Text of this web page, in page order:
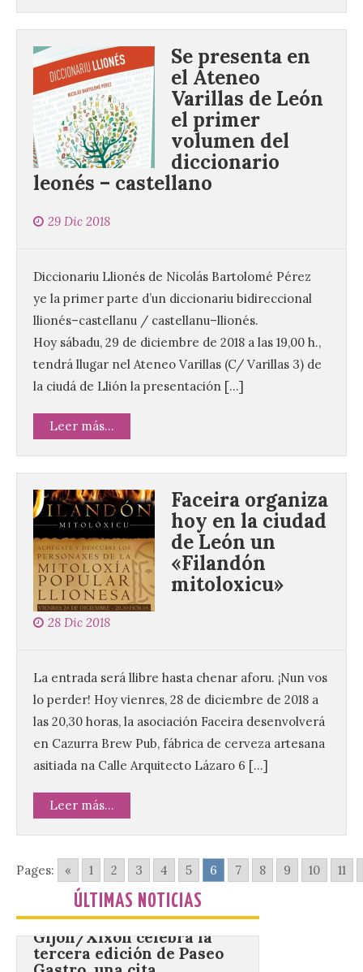
Se presenta en
el Ateneo
Varillas de León
el primer
volumen del
diccionario
leonés – castellano
29 Dic 2018
Diccionariu Llionés de Nicolás Bartolomé Pérez
ye la primer parte d’un diccionariu bidireccional
llionés–castellanu / castellanu–llionés.
Hoy sábadu, 29 de diciembre de 2018 a las 19,00 h.,
tendrá llugar nel Ateneo Varillas (C/ Varillas 3) de
la ciudá de Llión la presentación […]
Leer más...
Faceira organiza
hoy en la ciudad
de León un
«Filandón
mitoloxicu»
28 Dic 2018
La entrada será llibre hasta chenar aforu. ¡Nun vos
lo perder! Hoy vienres, 28 de diciembre de 2018 a
las 20,30 horas, la asociación Faceira desenvolverá
en Cazurra Brew Pub, fábrica de cerveza artesana
asitiada na Calle Arquitecto Lázaro 6 […]
Leer más...
Pages: « 1 2 3 4 5 6 7 8 9 10 11
ÚLTIMAS NOTICIAS
120 jóvenes completan su
formación en robótica y
entornos digitales en un
nuevo curso de los
Campamentos Salamanca
Los Campamentos
Salamanca Tech, que se
desarrollan hasta el 4 de
septiembre en nueve
turnos semanales con
total de 120 menores han recibido su
diploma acreditativo tras finalizar esta
Gijón/Xixón celebra la
tercera edición de Paseo
Gastro, una cita
gastronómica que se
desarrolla coincidiendo